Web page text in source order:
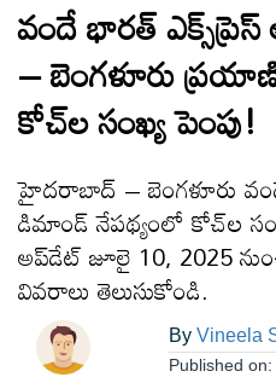
LIVE
తాజా
తెలంగాణ
ఆంధ్రప్రదేశ్
వందే భారత్‌
– బెంగళూరు
కోచ్‌ల సంఖ్య పెంపు!
హైదరాబాద్ – బెంగళూరు
డిమాండ్ నేపథ్యంలో కోచ్‌ల
అప్‌డేట్‌ జూలై 10, 2025
వివరాలు తెలుసుకోండి.
By Vineela
Published on: